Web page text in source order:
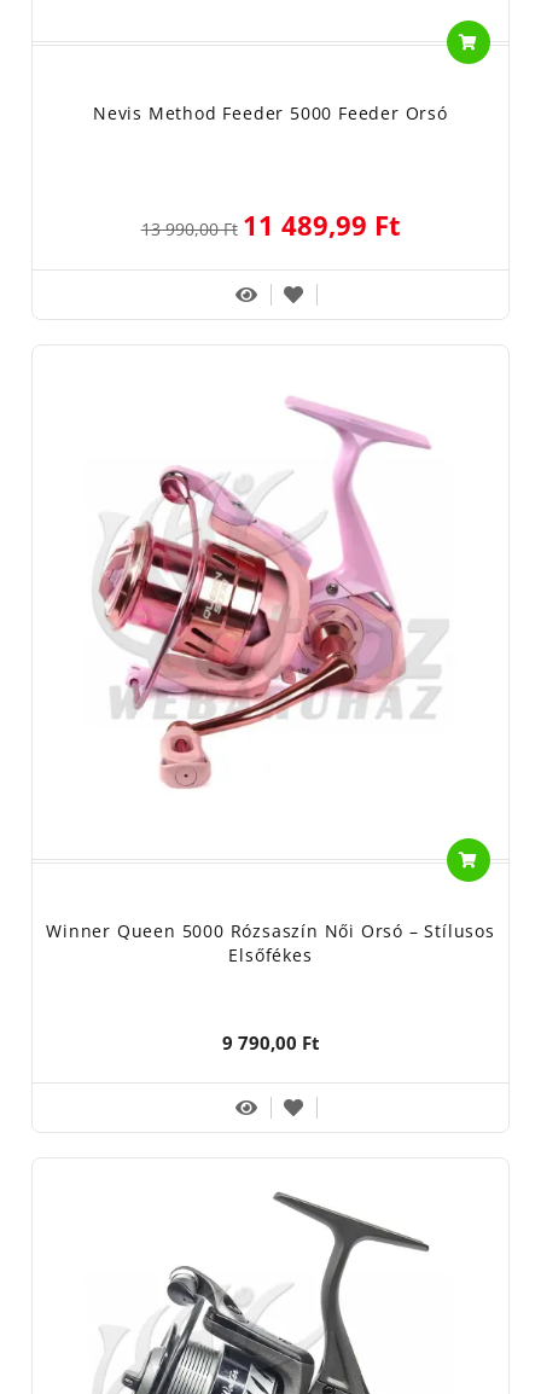
Nevis Method Feeder 5000 Feeder Orsó
13 990,00 Ft 11 489,99 Ft
Winner Queen 5000 Rózsaszín Női Orsó – Stílusos
Elsőfékes
9 790,00 Ft